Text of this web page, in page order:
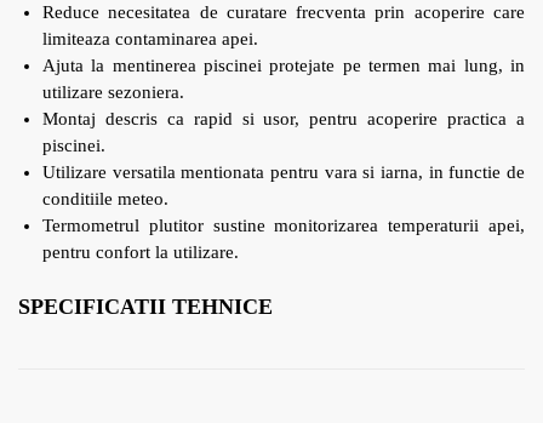
Reduce necesitatea de curatare frecventa prin acoperire care
limiteaza contaminarea apei.
Ajuta la mentinerea piscinei protejate pe termen mai lung, in
utilizare sezoniera.
Montaj descris ca rapid si usor, pentru acoperire practica a
piscinei.
Utilizare versatila mentionata pentru vara si iarna, in functie de
conditiile meteo.
Termometrul plutitor sustine monitorizarea temperaturii apei,
pentru confort la utilizare.
SPECIFICATII TEHNICE